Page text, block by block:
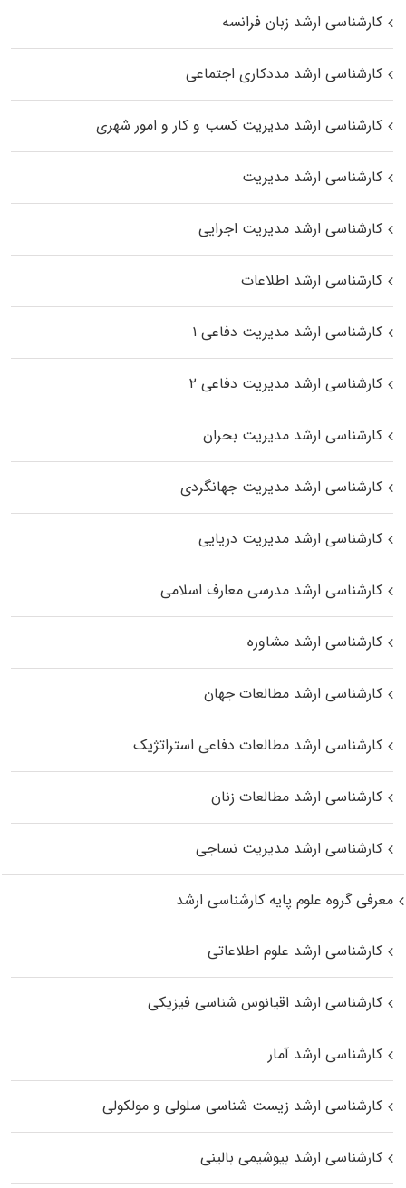
کارشناسی ارشد زبان فرانسه
کارشناسی ارشد مددکاری اجتماعی
کارشناسی ارشد مدیریت کسب و کار و امور شهری
کارشناسی ارشد مدیریت
کارشناسی ارشد مدیریت اجرایی
کارشناسی ارشد اطلاعات
کارشناسی ارشد مدیریت دفاعی ۱
کارشناسی ارشد مدیریت دفاعی ۲
کارشناسی ارشد مدیریت بحران
کارشناسی ارشد مدیریت جهانگردی
کارشناسی ارشد مدیریت دریایی
کارشناسی ارشد مدرسی معارف اسلامی
کارشناسی ارشد مشاوره
کارشناسی ارشد مطالعات جهان
کارشناسی ارشد مطالعات دفاعی استراتژیک
کارشناسی ارشد مطالعات زنان
کارشناسی ارشد مدیریت نساجی
معرفی گروه علوم پایه کارشناسی ارشد
کارشناسی ارشد علوم اطلاعاتی
کارشناسی ارشد اقیانوس‌ شناسی فیزیکی
کارشناسی ارشد آمار
کارشناسی ارشد زیست شناسی سلولی و مولکولی
کارشناسی ارشد بیوشیمی بالینی